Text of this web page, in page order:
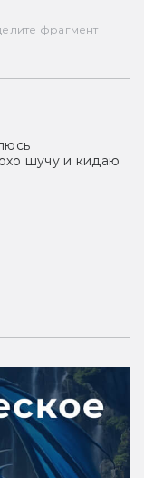
фрагмент
шучу и кидаю